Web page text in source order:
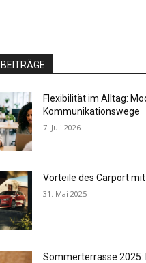
Flexibilität im Alltag:
Kommunikationswege
7. Juli 2026
Vorteile des Carport
31. Mai 2025
Sommerterrasse 2025: